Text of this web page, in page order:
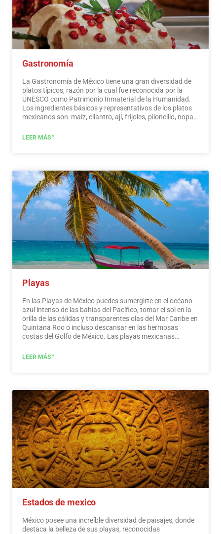
Gastronomía
La Gastronomía de México tiene una gran diversidad de
platos típicos, razón por la cual fue reconocida por la
UNESCO como Patrimonio Inmaterial de la Humanidad.
Los ingredientes básicos y representativos de los platos
mexicanos son: maíz, cilantro, ají, frijoles, piloncillo, nopal
sus salsas, que sirven de acompañamiento a platos
LEER MÁS "
Playas
En las Playas de México puedes sumergirte en el océano
azul intenso de las bahías del Pacífico, tomar el sol en la
orilla de las cálidas y transparentes olas del Mar Caribe en
Quintana Roo o incluso descansar en las hermosas
costas del Golfo de México. Las playas mexicanas
visitarlos, además de disfrutar del excelente clima y las
LEER MÁS "
Estados de mexico
México posee una increíble diversidad de paisajes, donde
destaca la belleza de sus playas, reconocidas